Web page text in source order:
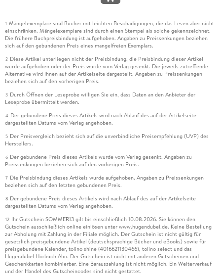
1 Mängelexemplare sind Bücher mit leichten Beschädigungen, die das Lesen aber nicht
einschränken. Mängelexemplare sind durch einen Stempel als solche gekennzeichnet.
Die frühere Buchpreisbindung ist aufgehoben. Angaben zu Preissenkungen beziehen
sich auf den gebundenen Preis eines mangelfreien Exemplars.
2 Diese Artikel unterliegen nicht der Preisbindung, die Preisbindung dieser Artikel
wurde aufgehoben oder der Preis wurde vom Verlag gesenkt. Die jeweils zutreffende
Alternative wird Ihnen auf der Artikelseite dargestellt. Angaben zu Preissenkungen
beziehen sich auf den vorherigen Preis.
3 Durch Öffnen der Leseprobe willigen Sie ein, dass Daten an den Anbieter der
Leseprobe übermittelt werden.
4 Der gebundene Preis dieses Artikels wird nach Ablauf des auf der Artikelseite
dargestellten Datums vom Verlag angehoben.
5 Der Preisvergleich bezieht sich auf die unverbindliche Preisempfehlung (UVP) des
Herstellers.
6 Der gebundene Preis dieses Artikels wurde vom Verlag gesenkt. Angaben zu
Preissenkungen beziehen sich auf den vorherigen Preis.
7 Die Preisbindung dieses Artikels wurde aufgehoben. Angaben zu Preissenkungen
beziehen sich auf den letzten gebundenen Preis.
8 Der gebundene Preis dieses Artikels wird nach Ablauf des auf der Artikelseite
dargestellten Datums vom Verlag angehoben.
12 Ihr Gutschein SOMMER13 gilt bis einschließlich 10.08.2026. Sie können den
Gutschein ausschließlich online einlösen unter www.hugendubel.de. Keine Bestellung
zur Abholung mit Zahlung in der Filiale möglich. Der Gutschein ist nicht gültig für
gesetzlich preisgebundene Artikel (deutschsprachige Bücher und eBooks) sowie für
preisgebundene Kalender, tolino shine (4016621130466), tolino select und das
Hugendubel Hörbuch Abo. Der Gutschein ist nicht mit anderen Gutscheinen und
Geschenkkarten kombinierbar. Eine Barauszahlung ist nicht möglich. Ein Weiterverkauf
und der Handel des Gutscheincodes sind nicht gestattet.